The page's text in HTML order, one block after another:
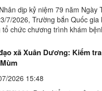
dịp kỷ niệm 79 năm Ngày
7/2026, Trường bắn Quốc
tổ chức chương trình khám
Kiểm tra tiến độ làm đường bê tông xi măng tại thôn
2026 15:48